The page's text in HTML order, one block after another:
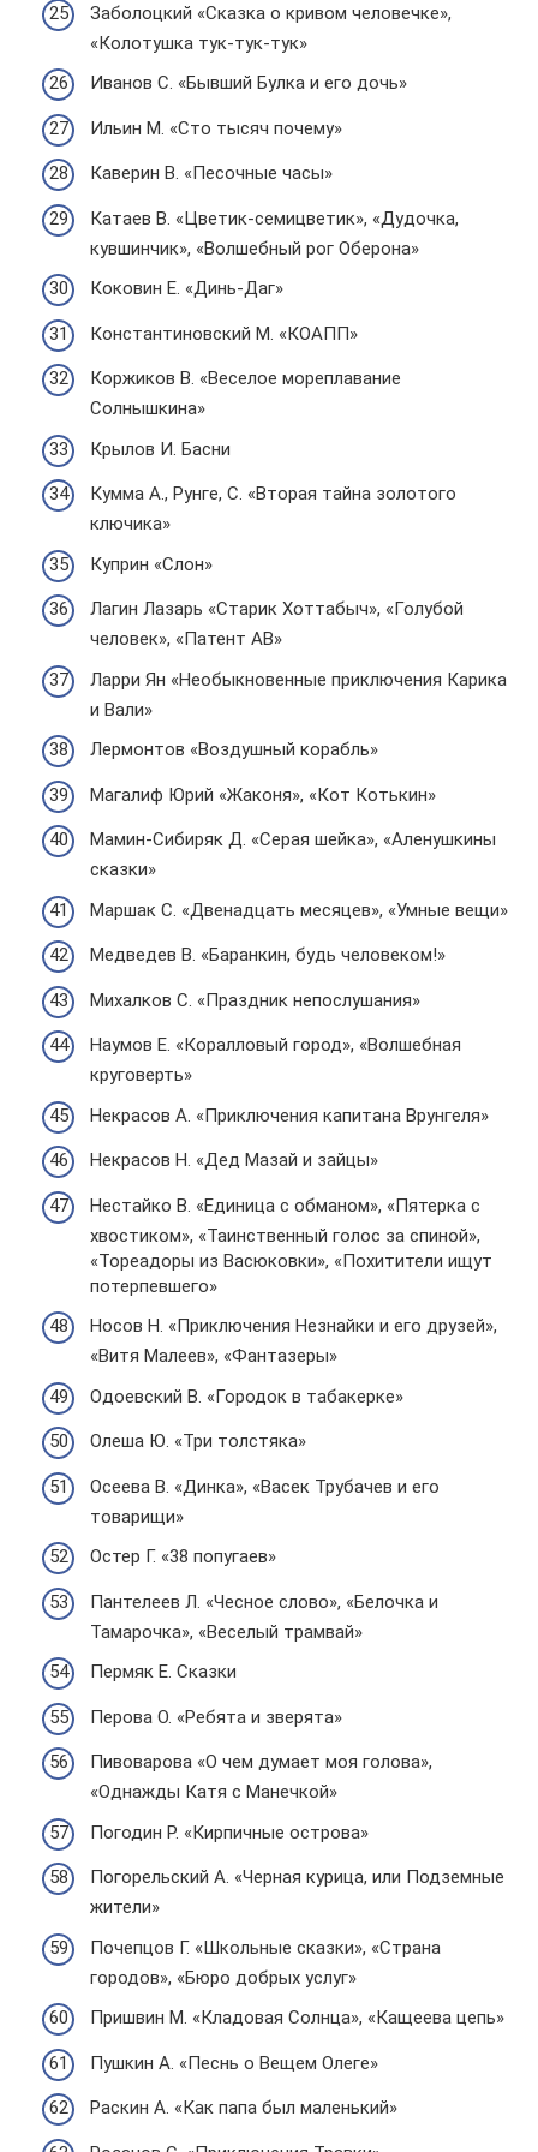
Заболоцкий «Сказка о кривом человечке»,
«Колотушка тук-тук-тук»
Иванов С. «Бывший Булка и его дочь»
Ильин М. «Сто тысяч почему»
Каверин В. «Песочные часы»
Катаев В. «Цветик-семицветик», «Дудочка,
кувшинчик», «Волшебный рог Оберона»
Коковин Е. «Динь-Даг»
Константиновский М. «КОАПП»
Коржиков В. «Веселое мореплавание
Солнышкина»
Крылов И. Басни
Кумма А., Рунге, С. «Вторая тайна золотого
ключика»
Куприн «Слон»
Лагин Лазарь «Старик Хоттабыч», «Голубой
человек», «Патент АВ»
Ларри Ян «Необыкновенные приключения Карика
и Вали»
Лермонтов «Воздушный корабль»
Магалиф Юрий «Жаконя», «Кот Котькин»
Мамин-Сибиряк Д. «Серая шейка», «Аленушкины
сказки»
Маршак С. «Двенадцать месяцев», «Умные вещи»
Медведев В. «Баранкин, будь человеком!»
Михалков С. «Праздник непослушания»
Наумов Е. «Коралловый город», «Волшебная
круговерть»
Некрасов А. «Приключения капитана Врунгеля»
Некрасов Н. «Дед Мазай и зайцы»
Нестайко В. «Единица с обманом», «Пятерка с
хвостиком», «Таинственный голос за спиной»,
«Тореадоры из Васюковки», «Похитители ищут
потерпевшего»
Носов Н. «Приключения Незнайки и его друзей»,
«Витя Малеев», «Фантазеры»
Одоевский В. «Городок в табакерке»
Олеша Ю. «Три толстяка»
Осеева В. «Динка», «Васек Трубачев и его
товарищи»
Остер Г. «38 попугаев»
Пантелеев Л. «Чесное слово», «Белочка и
Тамарочка», «Веселый трамвай»
Пермяк Е. Сказки
Перова О. «Ребята и зверята»
Пивоварова «О чем думает моя голова»,
«Однажды Катя с Манечкой»
Погодин Р. «Кирпичные острова»
Погорельский А. «Черная курица, или Подземные
жители»
Почепцов Г. «Школьные сказки», «Страна
городов», «Бюро добрых услуг»
Пришвин М. «Кладовая Солнца», «Кащеева цепь»
Пушкин А. «Песнь о Вещем Олеге»
Раскин А. «Как папа был маленький»